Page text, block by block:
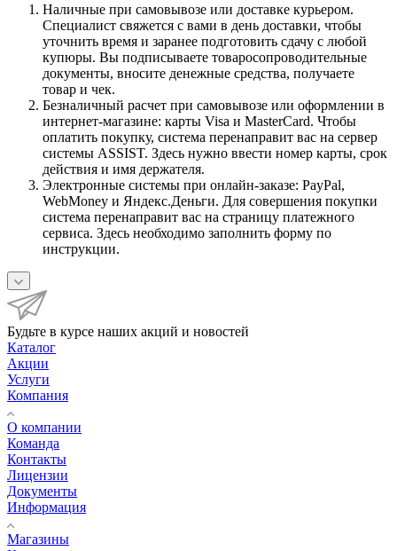
Наличные при самовывозе или доставке курьером.
Специалист свяжется с вами в день доставки, чтобы
уточнить время и заранее подготовить сдачу с любой
купюры. Вы подписываете товаросопроводительные
документы, вносите денежные средства, получаете
товар и чек.
Безналичный расчет при самовывозе или оформлении в
интернет-магазине: карты Visa и MasterCard. Чтобы
оплатить покупку, система перенаправит вас на сервер
системы ASSIST. Здесь нужно ввести номер карты, срок
действия и имя держателя.
Электронные системы при онлайн-заказе: PayPal,
WebMoney и Яндекс.Деньги. Для совершения покупки
система перенаправит вас на страницу платежного
сервиса. Здесь необходимо заполнить форму по
инструкции.
Будьте в курсе наших акций и новостей
Каталог
Акции
Услуги
Компания
О компании
Команда
Контакты
Лицензии
Документы
Информация
Магазины